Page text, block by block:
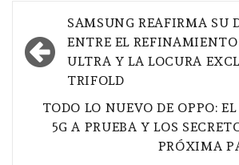
Navegación
de
entradas
SAMSUNG REAFIRMA SU
ENTRE EL REFINAMIENTO
ULTRA Y LA LOCURA
TRIFOLD
TODO LO NUEVO DE OPPO: EL
5G A PRUEBA Y LOS
PRÓXIMA